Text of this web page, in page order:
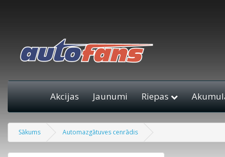
Akcijas Jaunumi Riepas
Sākums Automazgātuves cenrādis